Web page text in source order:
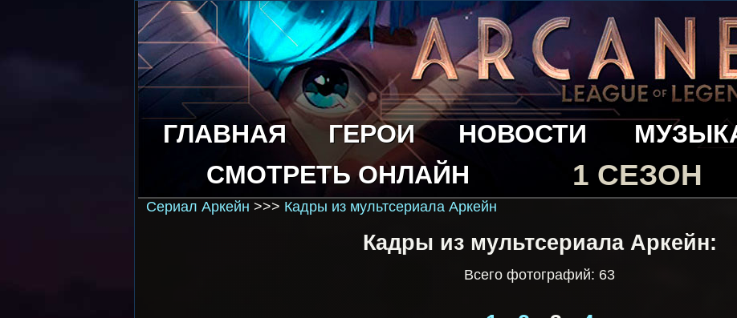
ГЛАВНАЯ ГЕРОИ НОВОСТИ
СМОТРЕТЬ ОНЛАЙН
1 СЕЗОН
Сериал Аркейн >>> Кадры из мультсериала Аркейн
Кадры из мультсериала Аркейн:
Всего фотографий: 63